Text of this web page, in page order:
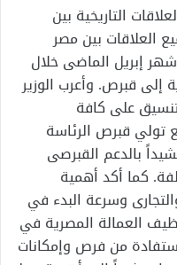
التاريخية بين
العلاقات بين مصر
إبريل الماضى خلال
إلى قبرص. وأعرب الوزير
على كافة
تولي قبرص الرئاسة
بالدعم القبرصى
كما أكد أهمية
وسرعة البدء في
العمالة المصرية في
من فرص وإمكانات